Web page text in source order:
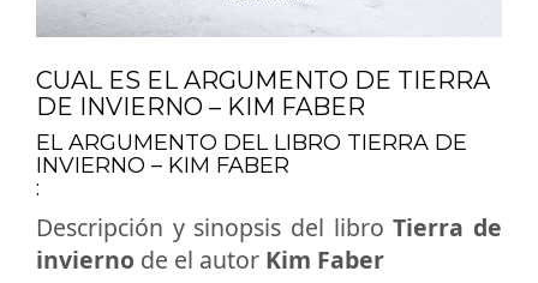
CUAL ES EL ARGUMENTO DE TIERRA
DE INVIERNO – KIM FABER
EL ARGUMENTO DEL LIBRO TIERRA DE
INVIERNO – KIM FABER
:
Descripción y sinopsis del libro Tierra de
invierno de el autor Kim Faber